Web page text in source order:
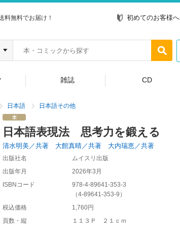
料無料でお届け！ 初めてのお客様へ
雑誌 CD
日本語 日本語その他
日本語表現法 思考力を鍛える
清水明美／共著 大館真晴／共著 大内瑞恵／共著
出版社名
ムイスリ出版
出版年月
2026年3月
ISBNコード
978-4-89641-353-3
（4-89641-353-9 ）
税込価格
1,760円
頁数・縦
１１３Ｐ ２１ｃｍ